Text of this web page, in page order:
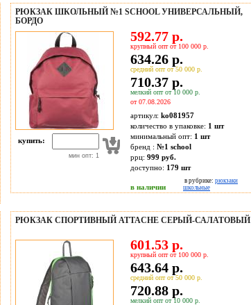
РЮКЗАК ШКОЛЬНЫЙ №1 SCHOOL УНИВЕРСАЛЬНЫЙ,
БОРДО
купить:
мин опт: 1
592.77 р.
крупный опт от 100 000 р.
634.26 р.
средний опт от 50 000 р.
710.37 р.
мелкий опт от 10 000 р.
от 07.08.2026
артикул: ko081957
количество в упаковке: 1 шт
минимальный опт: 1 шт
бренд : №1 school
ррц: 999 руб.
доступно: 179 шт
в наличии
в рубрике: рюкзаки
школьные
РЮКЗАК СПОРТИВНЫЙ ATTACHE СЕРЫЙ-САЛАТОВЫЙ
601.53 р.
крупный опт от 100 000 р.
643.64 р.
средний опт от 50 000 р.
720.88 р.
мелкий опт от 10 000 р.